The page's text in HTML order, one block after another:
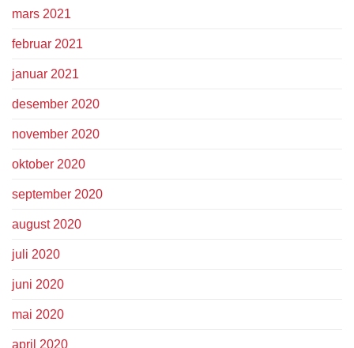
mars 2021
februar 2021
januar 2021
desember 2020
november 2020
oktober 2020
september 2020
august 2020
juli 2020
juni 2020
mai 2020
april 2020